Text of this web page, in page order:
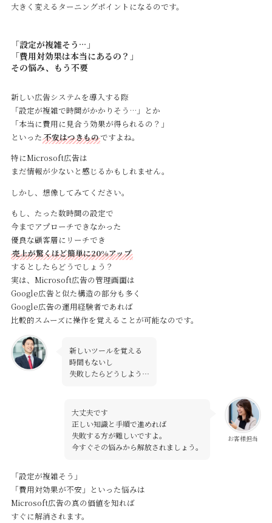
大きく変えるターニングポイントになるのです。
「設定が複雑そう…」
「費用対効果は本当にあるの？」
その悩み、もう不要
新しい広告システムを導入する際
「設定が複雑で時間がかかりそう…」とか
「本当に費用に見合う効果が得られるの？」
といった 不安はつきものですよね。
特にMicrosoft広告は
まだ情報が少ないと感じるかもしれません。
しかし、想像してみてください。
もし、たった数時間の設定で
今までアプローチできなかった
優良な顧客層にリーチでき
売上が驚くほど簡単に20%アップ
するとしたらどうでしょう？
実は、Microsoft広告の管理画面は
Google広告と似た構造の部分も多く
Google広告の運用経験者であれば
比較的スムーズに操作を覚えることが可能なのです。
新しいツールを覚える
時間もないし
失敗したらどうしよう…
お客様担当
大丈夫です
正しい知識と手順で進めれば
失敗する方が難しいですよ。
今すぐその悩みから解放されましょう。
「設定が複雑そう」
「費用対効果が不安」といった悩みは
Microsoft広告の真の価値を知れば
すぐに解消されます。